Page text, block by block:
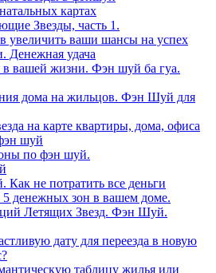
картах
Звезды, часть 1.
увеличить ваши шансы на успех
Денежная удача
в вашей жизни. Фэн шуй ба гуа.
дома на жильцов. Фэн Шуй для
на карте квартиры, дома, офиса
шуй
по фэн шуй.
не потратить все деньги
денежных зон в вашем доме.
Летящих Звезд. Фэн Шуй.
дату для переезда в новую
таблицу жилья или